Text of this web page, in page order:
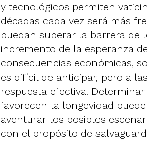
y tecnológicos permiten
décadas cada vez será más
puedan superar la barrera de
incremento de la esperanza
consecuencias económicas,
es difícil de anticipar, pero a
respuesta efectiva.
favorecen la longevidad
aventurar los posibles
con el propósito de